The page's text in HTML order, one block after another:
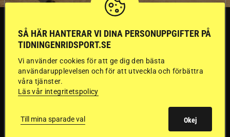
Dyraste
ridhjälmarna blev
Stort test av ridhjälmar
SÅ HÄR HANTERAR VI DINA PERSONUPPGIFTER PÅ
TIDNINGENRIDSPORT.SE
Vi använder cookies för att ge dig den bästa
användarupplevelsen och för att utveckla och förbättra
våra tjänster.
Läs vår integritetspolicy
Till mina sparade val Okej